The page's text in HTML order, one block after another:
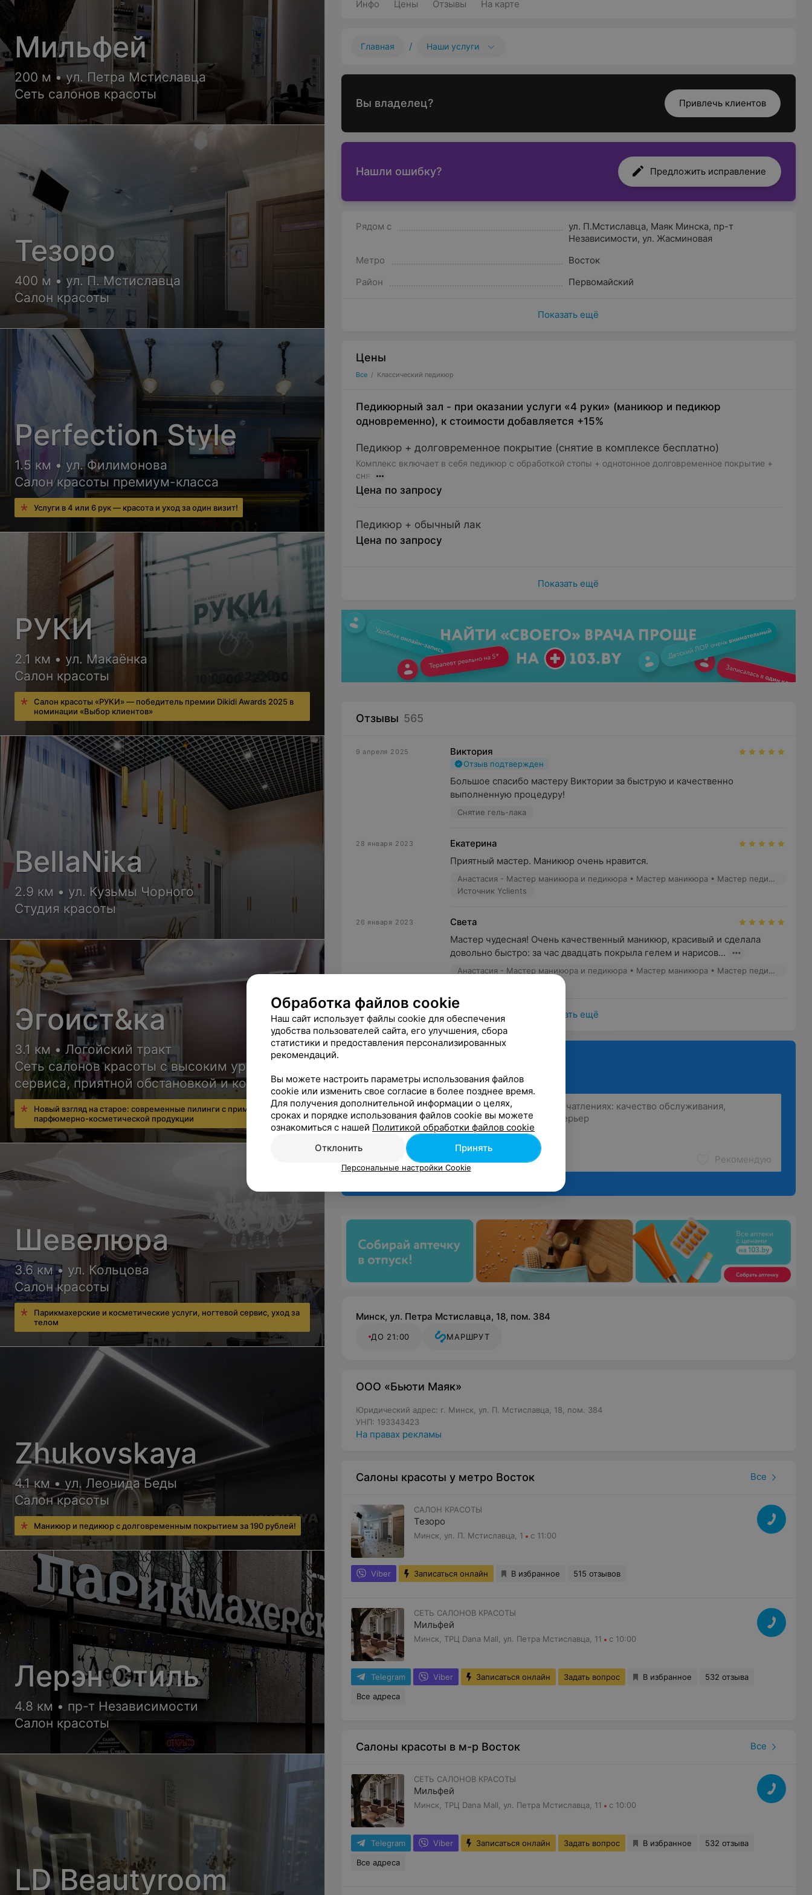
Инфо Цены Отзывы На карте
Главная / Наши услуги
Вы владелец? Привлечь клиентов
Нашли ошибку? Предложить исправление
Рядом с ул. П.Мстиславца, Маяк Минска, пр-т
Независимости, ул. Жасминовая
Метро
Восток
Район
Первомайский
Показать ещё
Цены
Все / Классический педикюр
Педикюрный зал - при оказании услуги «4 руки» (маникюр и педикюр
одновременно), к стоимости добавляется +15%
Педикюр + долговременное покрытие (снятие в комплексе бесплатно)
Комплекс включает в себя педикюр с обработкой стопы + однотонное долговременное покрытие +
снят
Цена по запросу
Педикюр + обычный лак
Цена по запросу
Показать ещё
Отзывы 565
9 апреля 2025 Виктория
Отзыв подтвержден
Большое спасибо мастеру Виктории за быструю и качественно
выполненную процедуру!
Снятие гель-лака
28 января 2023
Екатерина
Приятный мастер. Маникюр очень нравится.
Анастасия - Мастер маникюра и педикюра • Мастер маникюра • Мастер педикюра
Источник Yclients
26 января 2023
Света
Мастер чудесная! Очень качественный маникюр, красивый и сделала
довольно быстро: за час двадцать покрыла гелем и нарисов...
Анастасия - Мастер маникюра и педикюра • Мастер маникюра • Мастер педикюра
Показать ещё
мнением
Рекомендую
Минск, ул. Петра Мстиславца, 18, пом. 384
ДО 21:00 МАРШРУТ
ООО «Бьюти Маяк»
Юридический адрес: г. Минск, ул. П. Мстиславца, 18, пом. 384
УНП: 193343423
На правах рекламы
Салоны красоты у метро Восток Все
САЛОН КРАСОТЫ
Тезоро
Минск, ул. П. Мстиславца, 1 с 11:00
Viber Записаться онлайн В избранное 515 отзывов
СЕТЬ САЛОНОВ КРАСОТЫ
Мильфей
Минск, ТРЦ Dana Mall, ул. Петра Мстиславца, 11 с 10:00
Telegram Viber Записаться онлайн Задать вопрос В избранное
532 отзыва
Все адреса
Салоны красоты в м-р Восток Все
СЕТЬ САЛОНОВ КРАСОТЫ
Мильфей
Минск, ТРЦ Dana Mall, ул. Петра Мстиславца, 11 с 10:00
Telegram Viber Записаться онлайн Задать вопрос В избранное
532 отзыва
Все адреса
Мильфей
200 м • ул. Петра Мстиславца
Сеть салонов красоты
Тезоро
400 м • ул. П. Мстиславца
Салон красоты
Perfection Style
1.5 км • ул. Филимонова
Салон красоты премиум-класса
Услуги в 4 или 6 рук — красота и уход за один визит!
РУКИ
2.1 км • ул. Макаёнка
Салон красоты
Салон красоты «РУКИ» — победитель премии Dikidi Awards 2025 в
номинации «Выбор клиентов»
BellaNika
2.9 км • ул. Кузьмы Чорного
Студия красоты
Эгоист&ка
3.1 км • Логойский тракт
Сеть салонов красоты с высоким уровнем
сервиса, приятной обстановкой и косметикой
мировых марок
Новый взгляд на старое: современные пилинги с применением
парфюмерно-косметической продукции
Шевелюра
3.6 км • ул. Кольцова
Салон красоты
Парикмахерские и косметические услуги, ногтевой сервис, уход за
телом
Zhukovskaya
4.1 км • ул. Леонида Беды
Салон красоты
Маникюр и педикюр с долговременным покрытием за 190 рублей!
Лерэн Стиль
4.8 км • пр-т Независимости
Салон красоты
LD Beautyroom
Обработка файлов cookie
Наш сайт использует файлы cookie для обеспечения
удобства пользователей сайта, его улучшения, сбора
статистики и предоставления персонализированных
рекомендаций.
Вы можете настроить параметры использования файлов
cookie или изменить свое согласие в более позднее время.
Для получения дополнительной информации о целях,
сроках и порядке использования файлов cookie вы можете
ознакомиться с нашей Политикой обработки файлов cookie
Отклонить
Принять
Персональные настройки Cookie